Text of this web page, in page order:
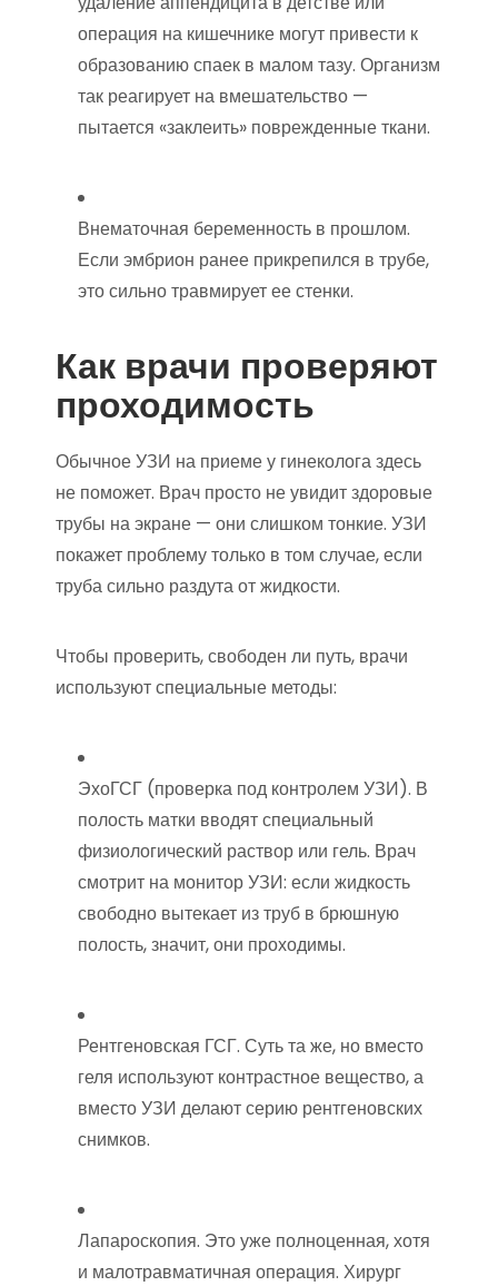
операция на кишечнике могут привести к
образованию спаек в малом тазу. Организм
так реагирует на вмешательство —
пытается «заклеить» поврежденные ткани.
Внематочная беременность в прошлом.
Если эмбрион ранее прикрепился в трубе,
это сильно травмирует ее стенки.
Как врачи проверяют
проходимость
Обычное УЗИ на приеме у гинеколога здесь
не поможет. Врач просто не увидит здоровые
трубы на экране — они слишком тонкие. УЗИ
покажет проблему только в том случае, если
труба сильно раздута от жидкости.
Чтобы проверить, свободен ли путь, врачи
используют специальные методы:
ЭхоГСГ (проверка под контролем УЗИ). В
полость матки вводят специальный
физиологический раствор или гель. Врач
смотрит на монитор УЗИ: если жидкость
свободно вытекает из труб в брюшную
полость, значит, они проходимы.
Рентгеновская ГСГ. Суть та же, но вместо
геля используют контрастное вещество, а
вместо УЗИ делают серию рентгеновских
снимков.
Лапароскопия. Это уже полноценная, хотя
и малотравматичная операция. Хирург